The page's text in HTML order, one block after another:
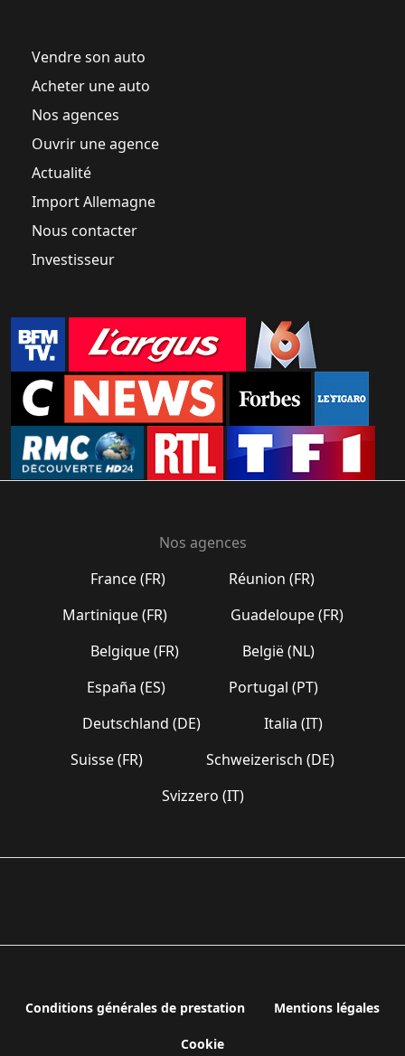
Vendre son auto
Acheter une auto
Nos agences
Ouvrir une agence
Actualité
Import Allemagne
Nous contacter
Investisseur
Nos agences
France (FR)
Réunion (FR)
Martinique (FR)
Guadeloupe (FR)
Belgique (FR)
België (NL)
España (ES)
Portugal (PT)
Deutschland (DE)
Italia (IT)
Suisse (FR)
Schweizerisch (DE)
Svizzero (IT)
Conditions générales de prestation Mentions légales
Cookie